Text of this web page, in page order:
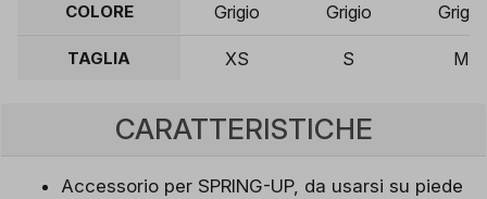
COLORE Grigio Grigio Grigio
TAGLIA XS S M
CARATTERISTICHE
Accessorio per SPRING-UP, da usarsi su piede